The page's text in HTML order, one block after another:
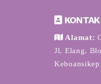
KONTAK
Alamat:
Jl. Elang.